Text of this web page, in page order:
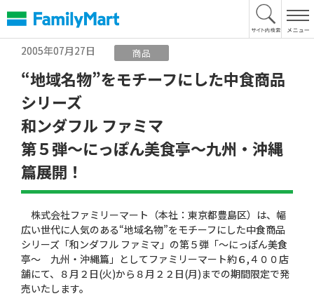
文
へ
2005年07月27日
商品
“地域名物”をモチーフにした中食商品
シリーズ
和ンダフル ファミマ
第５弾〜にっぽん美食亭〜九州・沖縄
篇展開！
株式会社ファミリーマート（本社：東京都豊島区）は、幅
広い世代に人気のある“地域名物”をモチーフにした中食商品
シリーズ「和ンダフル ファミマ」の第５弾「〜にっぽん美食
亭〜 九州・沖縄篇」としてファミリーマート約６,４００店
舗にて、８月２日(火)から８月２２日(月)までの期間限定で発
売いたします。